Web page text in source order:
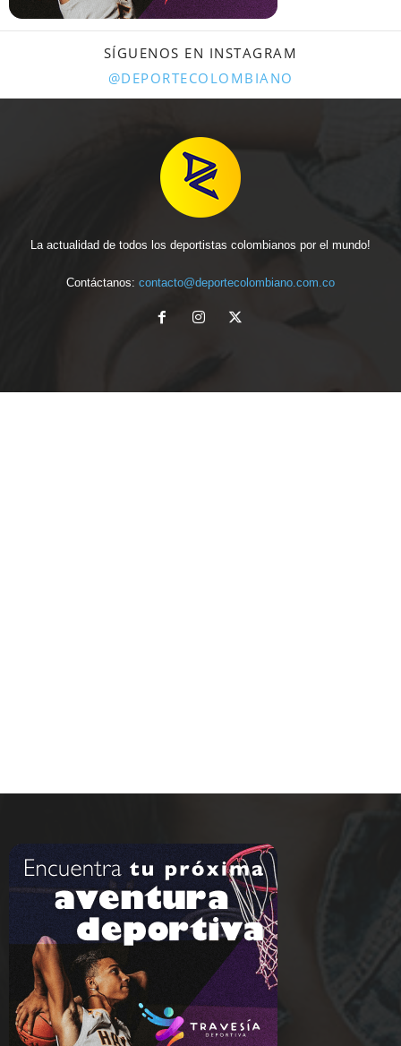
SÍGUENOS EN INSTAGRAM
@DEPORTECOLOMBIANO
La actualidad de todos los deportistas colombianos por el mundo!
Contáctanos: contacto@deportecolombiano.com.co